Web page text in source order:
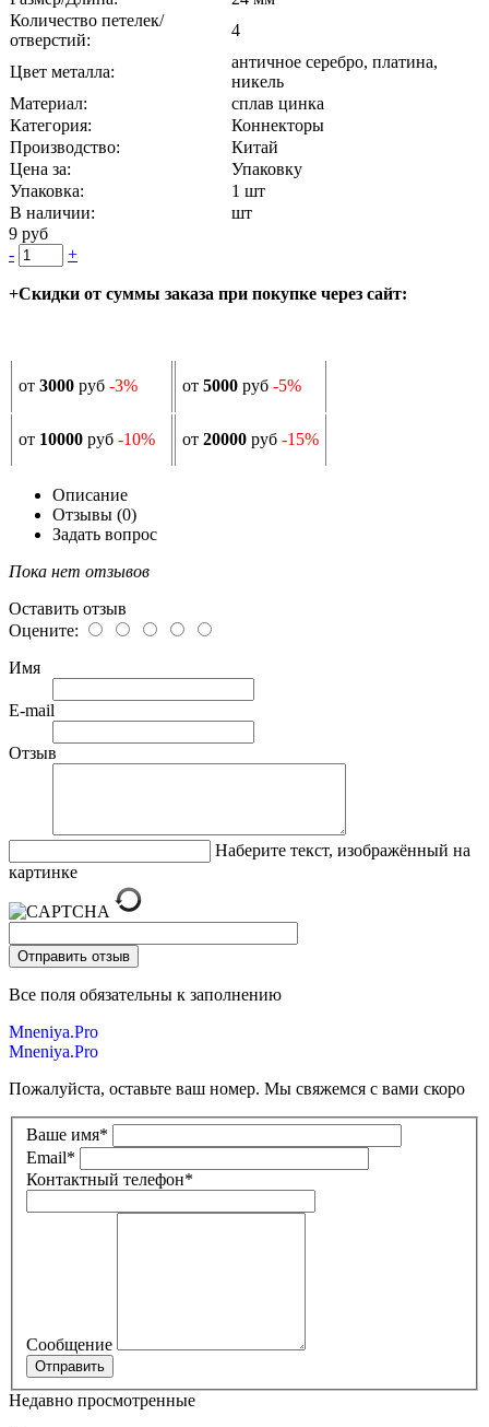
Количество петелек/
отверстий:
4
Цвет металла:
античное серебро, платина,
никель
Материал:
сплав цинка
Категория:
Коннекторы
Производство:
Китай
Цена за:
Упаковку
Упаковка:
1 шт
В наличии:
шт
9 руб
-
+
+Скидки от суммы заказа при покупке через сайт:
от 3000 руб -3% от 5000 руб -5%
от 10000 руб -10% от 20000 руб -15%
Описание
Отзывы (0)
Задать вопрос
Пока нет отзывов
Оставить отзыв
Оцените:
Имя
E-mail
Отзыв
Наберите текст, изображённый на
картинке
Все поля обязательны к заполнению
Mneniya.Pro
Mneniya.Pro
Пожалуйста, оставьте ваш номер. Мы свяжемся с вами скоро
Ваше имя*
Email*
Контактный телефон*
Сообщение
Недавно просмотренные